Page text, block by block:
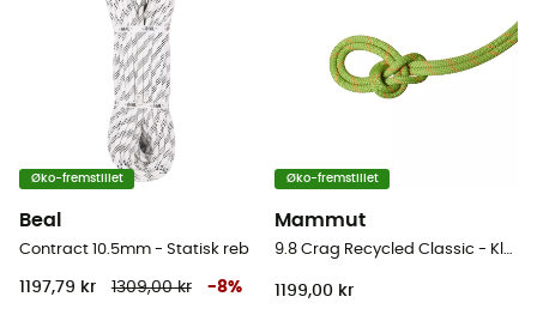
Øko-fremstillet
Beal
Contract 10.5mm - Statisk reb
1197,79 kr 1309,00 kr -8%
Øko-fremstillet
Mammut
9.8 Crag Recycled Classic - Klatrereb
1199,00 kr